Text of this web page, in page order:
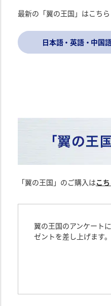
最新の「翼の王国」はこちら
日本語・英語・中国
「翼の王国」のご購入はこ
翼の王国のアンケート
ゼントを差し上げます。